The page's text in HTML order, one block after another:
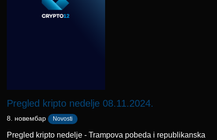
Pregled kripto nedelje 08.11.2024.
8. новембар Novosti
Pregled kripto nedelje - Trampova pobeda i republikanska